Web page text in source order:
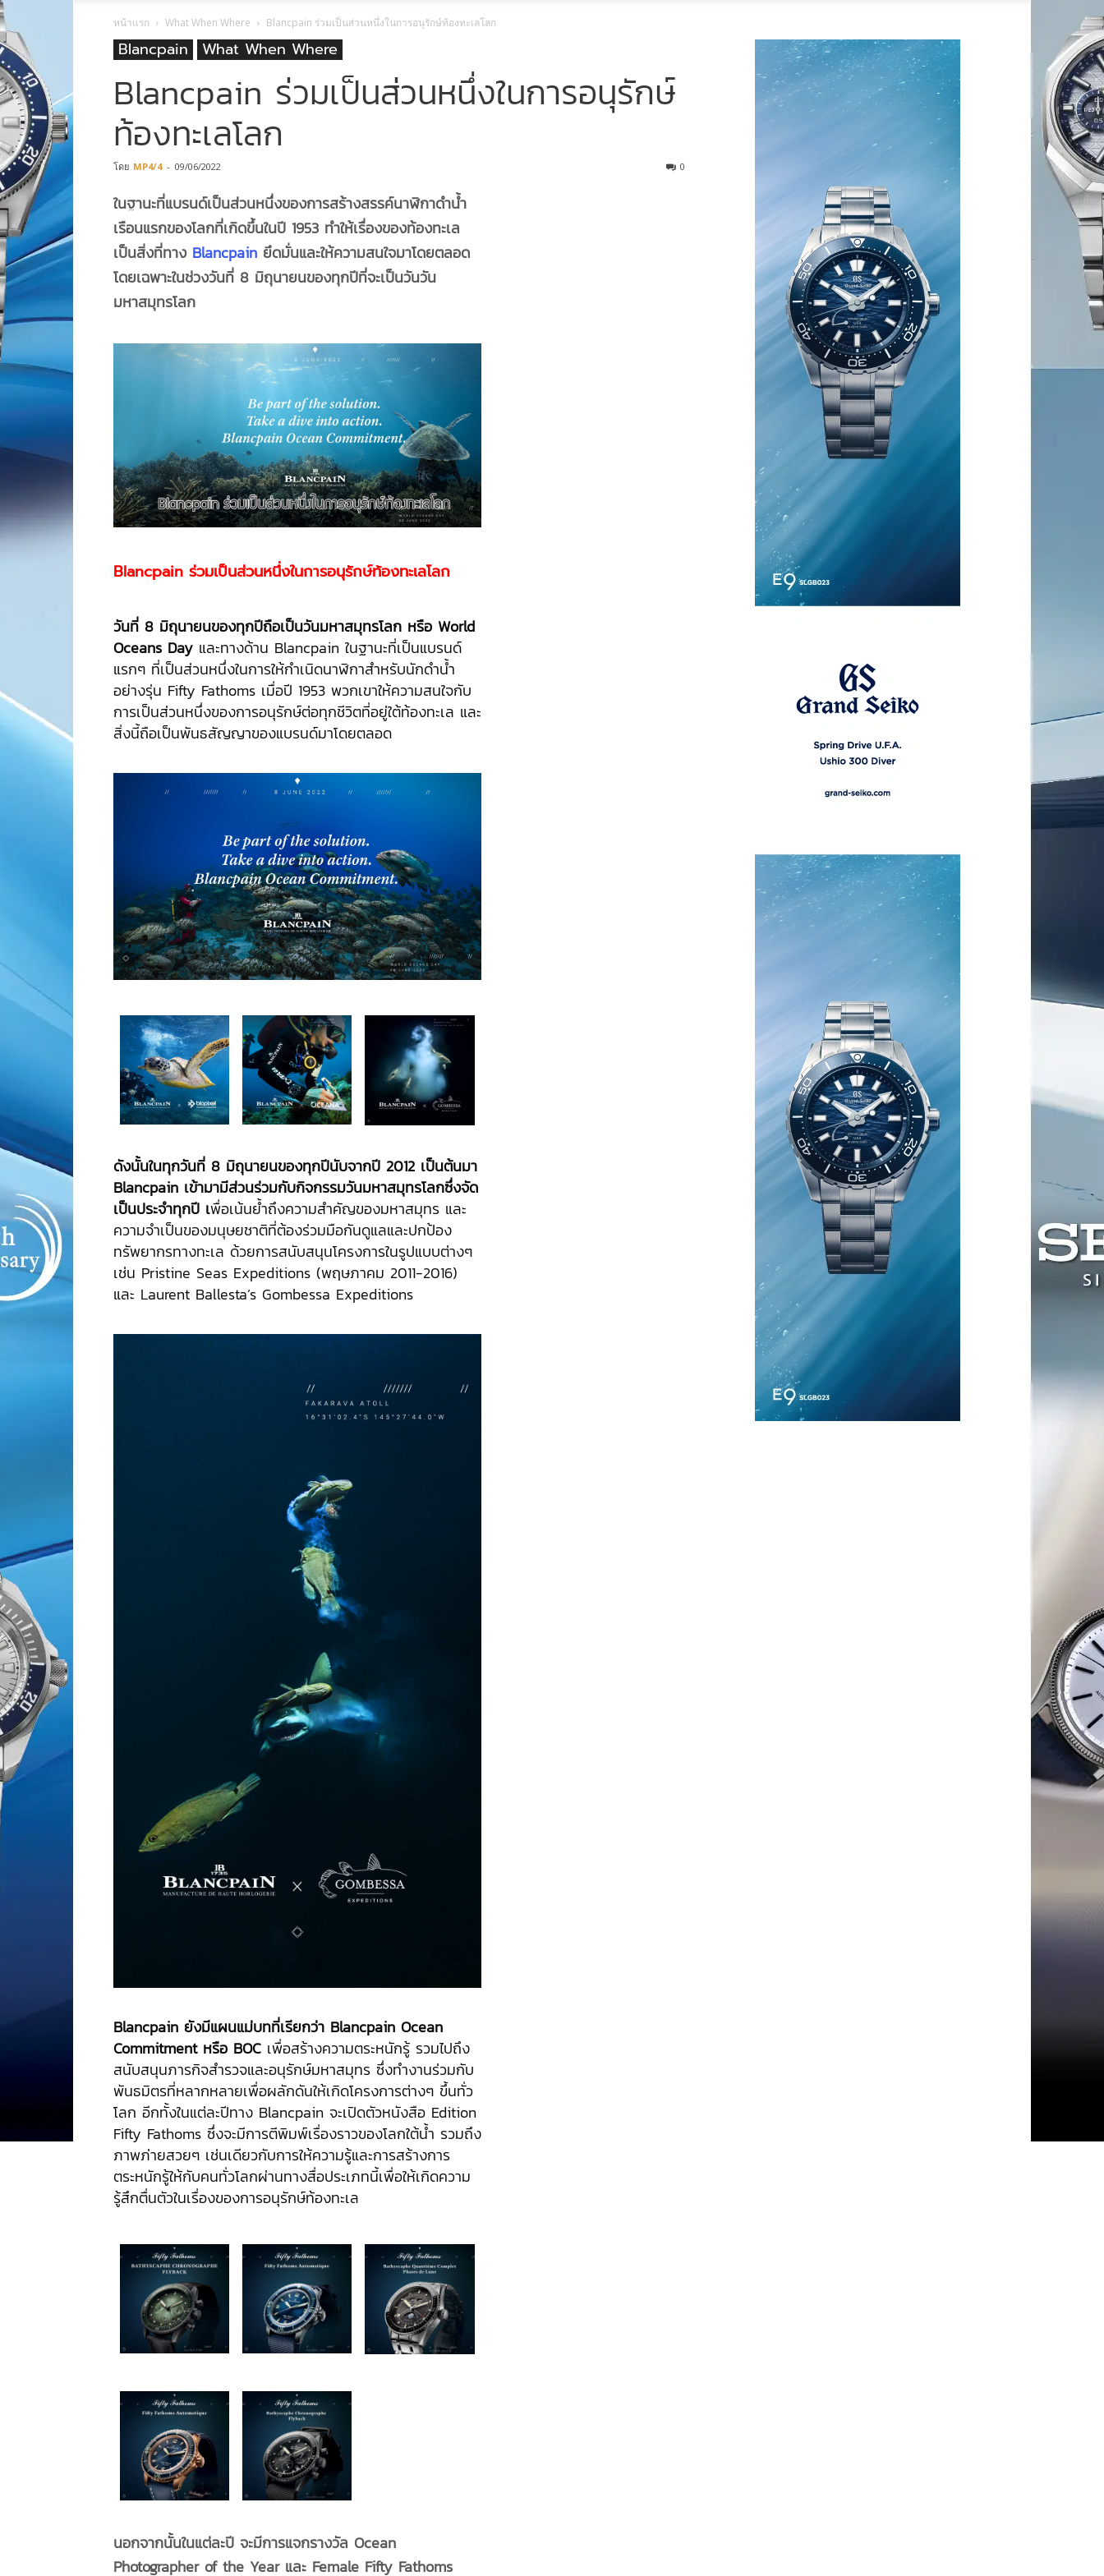
หน้าแรก What When Where Blancpain ร่วมเป็นส่วนหนึ่งในการอนุรักษ์ท้องทะเลโลก
Blancpain What When Where
Blancpain ร่วมเป็นส่วนหนึ่งในการอนุรักษ์
ท้องทะเลโลก
โดย MP4/4 - 09/06/2022 0
ในฐานะที่แบรนด์เป็นส่วนหนึ่งของการสร้างสรรค์นาฬิกาดำน้ำ
เรือนแรกของโลกที่เกิดขึ้นในปี 1953 ทำให้เรื่องของท้องทะเล
เป็นสิ่งที่ทาง Blancpain ยึดมั่นและให้ความสนใจมาโดยตลอด
โดยเฉพาะในช่วงวันที่ 8 มิถุนายนของทุกปีที่จะเป็นวันวัน
มหาสมุทรโลก
Blancpain ร่วมเป็นส่วนหนึ่งในการอนุรักษ์ท้องทะเลโลก
วันที่ 8 มิถุนายนของทุกปีถือเป็นวันมหาสมุทรโลก หรือ World
Oceans Day และทางด้าน Blancpain ในฐานะที่เป็นแบรนด์
แรกๆ ที่เป็นส่วนหนึ่งในการให้กำเนิดนาฬิกาสำหรับนักดำน้ำ
อย่างรุ่น Fifty Fathoms เมื่อปี 1953 พวกเขาให้ความสนใจกับ
การเป็นส่วนหนึ่งของการอนุรักษ์ต่อทุกชีวิตที่อยู่ใต้ท้องทะเล และ
สิ่งนี้ถือเป็นพันธสัญญาของแบรนด์มาโดยตลอด
ดังนั้นในทุกวันที่ 8 มิถุนายนของทุกปีนับจากปี 2012 เป็นต้นมา
Blancpain เข้ามามีส่วนร่วมกับกิจกรรมวันมหาสมุทรโลกซึ่งจัด
เป็นประจำทุกปี เพื่อเน้นย้ำถึงความสำคัญของมหาสมุทร และ
ความจำเป็นของมนุษยชาติที่ต้องร่วมมือกันดูแลและปกป้อง
ทรัพยากรทางทะเล ด้วยการสนับสนุนโครงการในรูปแบบต่างๆ
เช่น Pristine Seas Expeditions (พฤษภาคม 2011-2016)
และ Laurent Ballesta’s Gombessa Expeditions
Blancpain ยังมีแผนแม่บทที่เรียกว่า Blancpain Ocean
Commitment หรือ BOC เพื่อสร้างความตระหนักรู้ รวมไปถึง
สนับสนุนภารกิจสำรวจและอนุรักษ์มหาสมุทร ซึ่งทำงานร่วมกับ
พันธมิตรที่หลากหลายเพื่อผลักดันให้เกิดโครงการต่างๆ ขึ้นทั่ว
โลก อีกทั้งในแต่ละปีทาง Blancpain จะเปิดตัวหนังสือ Edition
Fifty Fathoms ซึ่งจะมีการตีพิมพ์เรื่องราวของโลกใต้น้ำ รวมถึง
ภาพภ่ายสวยๆ เช่นเดียวกับการให้ความรู้และการสร้างการ
ตระหนักรู้ให้กับคนทั่วโลกผ่านทางสื่อประเภทนี้เพื่อให้เกิดความ
รู้สึกตื่นตัวในเรื่องของการอนุรักษ์ท้องทะเล
นอกจากนั้นในแต่ละปี จะมีการแจกรางวัล Ocean
Photographer of the Year และ Female Fifty Fathoms